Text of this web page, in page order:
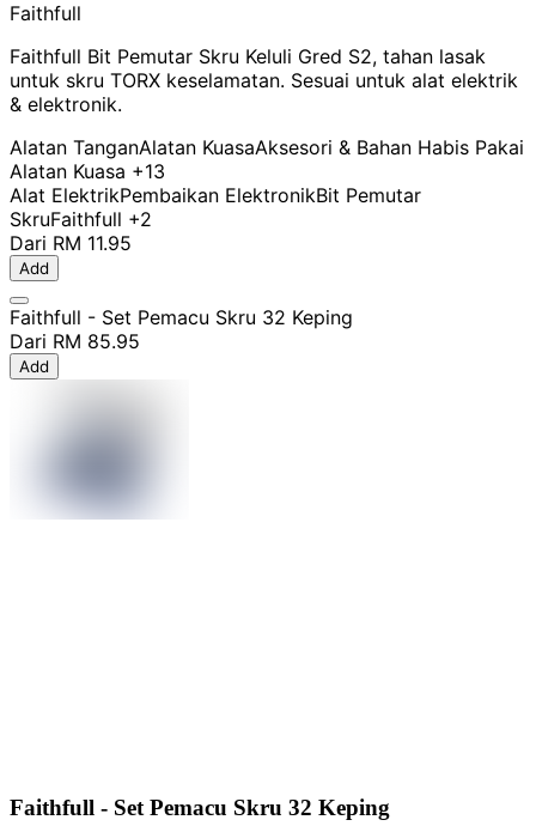
Faithfull
Faithfull Bit Pemutar Skru Keluli Gred S2, tahan lasak
untuk skru TORX keselamatan. Sesuai untuk alat elektrik
& elektronik.
Alatan TanganAlatan KuasaAksesori & Bahan Habis Pakai
Alatan Kuasa +13
Alat ElektrikPembaikan ElektronikBit Pemutar
SkruFaithfull +2
Dari RM 11.95
Add
Faithfull - Set Pemacu Skru 32 Keping
Dari RM 85.95
Add
Faithfull - Set Pemacu Skru 32 Keping